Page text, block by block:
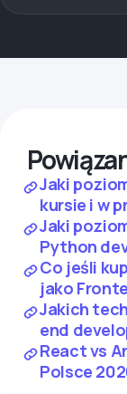
Jaki
kursie i w
Jaki
Python
Co jeśli
jako
Jakich
end
React vs
Polsce